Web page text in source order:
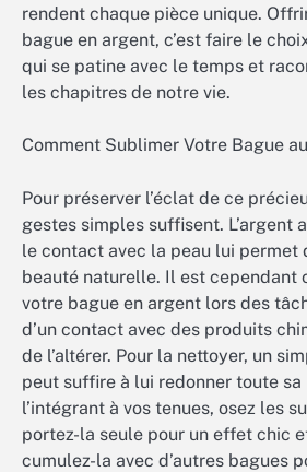
rendent chaque pièce unique.
bague en argent, c’est faire le
qui se patine avec le temps et
les chapitres de notre vie.
Comment Sublimer Votre Bague
Pour préserver l’éclat de ce
gestes simples suffisent. L’argent
le contact avec la peau lui permet
beauté naturelle. Il est cependant
votre bague en argent lors des
d’un contact avec des produits
de l’altérer. Pour la nettoyer, un
peut suffire à lui redonner toute sa
l’intégrant à vos tenues, osez les
portez-la seule pour un effet chic
cumulez-la avec d’autres bagues